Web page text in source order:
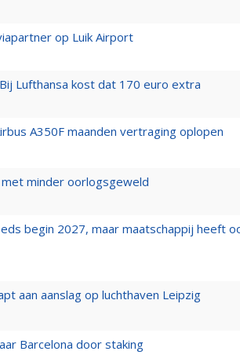
op Luik Airport
Lufthansa kost dat 170 euro extra
A350F maanden vertraging oplopen
minder oorlogsgeweld
begin 2027, maar maatschappij heeft
aan aanslag op luchthaven Leipzig
Barcelona door staking